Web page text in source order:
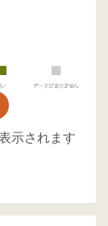
示されます